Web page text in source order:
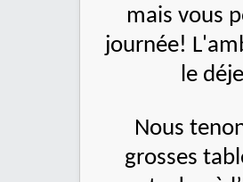
mais vous
journée!
le
Nous
grosses